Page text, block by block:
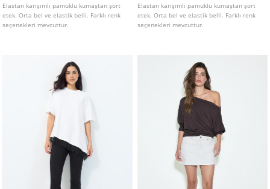
Elastan karışımlı pamuklu kumaştan şort
etek. Orta bel ve elastik belli. Farklı renk
seçenekleri mevcuttur.
Elastan karışımlı pamuklu kumaştan şort
etek. Orta bel ve elastik belli. Farklı renk
seçenekleri mevcuttur.